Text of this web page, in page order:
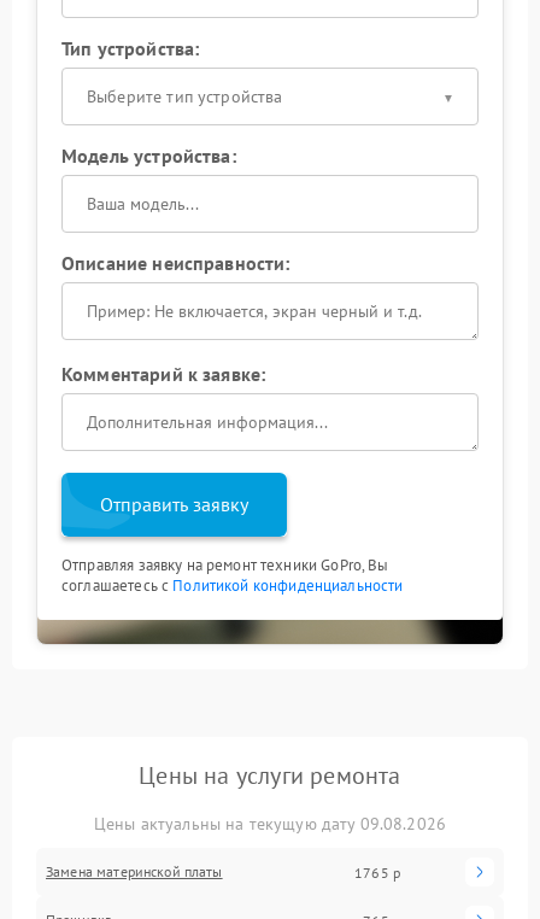
Тип устройства:
Выберите тип устройства
Модель устройства:
Описание неисправности:
Комментарий к заявке:
Отправить заявку
Отправляя заявку на ремонт техники GoPro, Вы
соглашаетесь с Политикой конфиденциальности
Цены на услуги ремонта
Цены актуальны на текущую дату 09.08.2026
Замена материнской платы 1765 р